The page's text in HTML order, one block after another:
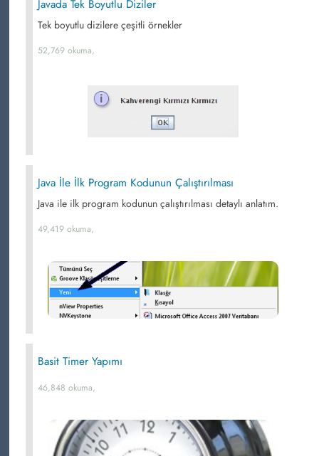
Javada Tek Boyutlu Diziler
Tek boyutlu dizilere çeşitli örnekler
52,769 okuma,
Java İle İlk Program Kodunun Çalıştırılması
Java ile ilk program kodunun çalıştırılması detaylı anlatım.
49,419 okuma,
Basit Timer Yapımı
46,848 okuma,